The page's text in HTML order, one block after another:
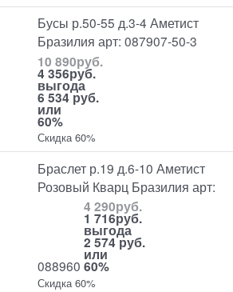
Бусы р.50-55 д.3-4 Аметист
Бразилия арт: 087907-50-3
10 890руб.
4 356руб.
выгода
6 534 руб.
или
60%
Скидка 60%
Браслет р.19 д.6-10 Аметист
Розовый Кварц Бразилия арт:
088960
4 290руб.
1 716руб.
выгода
2 574 руб.
или
60%
Скидка 60%